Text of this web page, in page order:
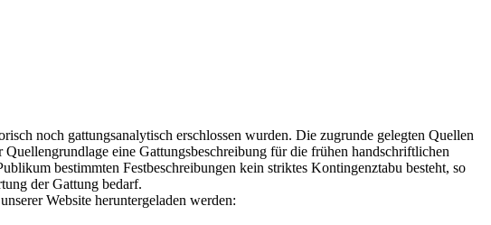
noch gattungsanalytisch erschlossen wurden. Die zugrunde gelegten Quellen
eine Gattungsbeschreibung für die frühen handschriftlichen
bestimmten Festbeschreibungen kein striktes Kontingenztabu besteht, so
der Gattung bedarf.
Website heruntergeladen werden: